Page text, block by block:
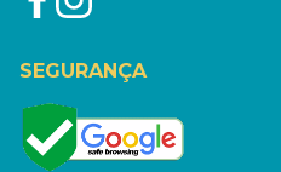
SEGURANÇA